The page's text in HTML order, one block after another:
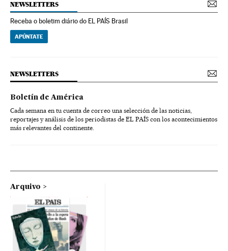
NEWSLETTERS
Receba o boletim diário do EL PAÍS Brasil
APÚNTATE
NEWSLETTERS
Boletín de América
Cada semana en tu cuenta de correo una selección de las noticias,
reportajes y análisis de los periodistas de EL PAÍS con los acontecimientos
más relevantes del continente.
Arquivo